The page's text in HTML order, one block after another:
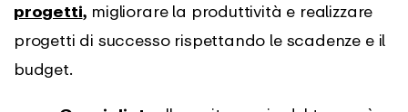
progetti, migliorare la produttività e realizzare
progetti di successo rispettando le scadenze e il
budget.